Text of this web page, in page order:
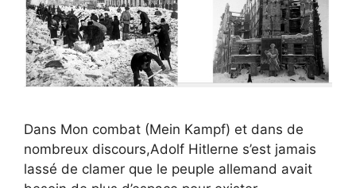
Dans Mon combat (Mein Kampf) et dans de
nombreux discours,Adolf Hitlerne s’est jamais
lassé de clamer que le peuple allemand avait